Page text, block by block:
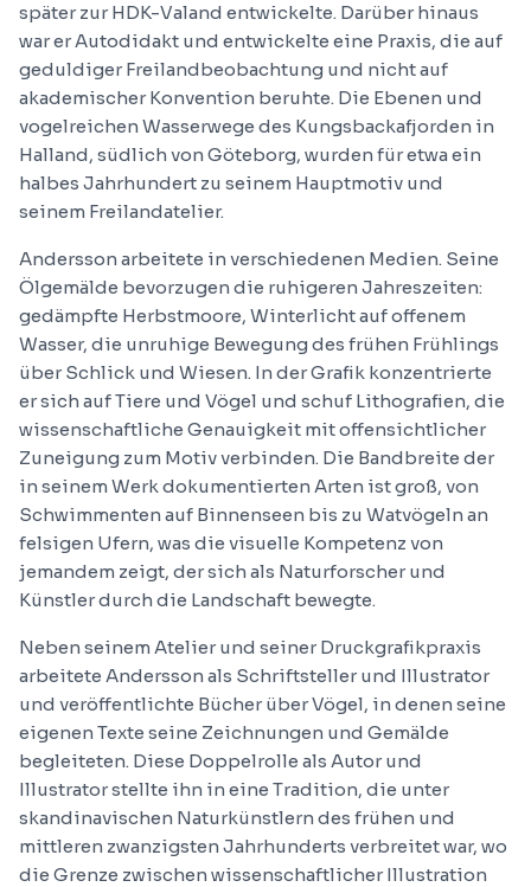
später zur HDK-Valand entwickelte. Darüber hinaus
war er Autodidakt und entwickelte eine Praxis, die auf
geduldiger Freilandbeobachtung und nicht auf
akademischer Konvention beruhte. Die Ebenen und
vogelreichen Wasserwege des Kungsbackafjorden in
Halland, südlich von Göteborg, wurden für etwa ein
halbes Jahrhundert zu seinem Hauptmotiv und
seinem Freilandatelier.
Andersson arbeitete in verschiedenen Medien. Seine
Ölgemälde bevorzugen die ruhigeren Jahreszeiten:
gedämpfte Herbstmoore, Winterlicht auf offenem
Wasser, die unruhige Bewegung des frühen Frühlings
über Schlick und Wiesen. In der Grafik konzentrierte
er sich auf Tiere und Vögel und schuf Lithografien, die
wissenschaftliche Genauigkeit mit offensichtlicher
Zuneigung zum Motiv verbinden. Die Bandbreite der
in seinem Werk dokumentierten Arten ist groß, von
Schwimmenten auf Binnenseen bis zu Watvögeln an
felsigen Ufern, was die visuelle Kompetenz von
jemandem zeigt, der sich als Naturforscher und
Künstler durch die Landschaft bewegte.
Neben seinem Atelier und seiner Druckgrafikpraxis
arbeitete Andersson als Schriftsteller und Illustrator
und veröffentlichte Bücher über Vögel, in denen seine
eigenen Texte seine Zeichnungen und Gemälde
begleiteten. Diese Doppelrolle als Autor und
Illustrator stellte ihn in eine Tradition, die unter
skandinavischen Naturkünstlern des frühen und
mittleren zwanzigsten Jahrhunderts verbreitet war, wo
die Grenze zwischen wissenschaftlicher Illustration